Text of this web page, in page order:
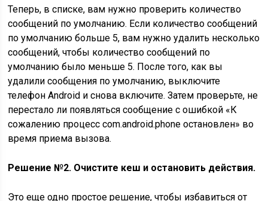
Теперь, в списке, вам нужно проверить количество
сообщений по умолчанию. Если количество сообщений
по умолчанию больше 5, вам нужно удалить несколько
сообщений, чтобы количество сообщений по
умолчанию было меньше 5. После того, как вы
удалили сообщения по умолчанию, выключите
телефон Android и снова включите. Затем проверьте, не
перестало ли появляться сообщение с ошибкой «К
сожалению процесс com.android.phone остановлен» во
время приема вызова.
Решение №2. Очистите кеш и остановить действия.
Это еще одно простое решение, чтобы избавиться от